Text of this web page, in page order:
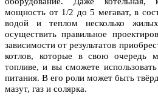
мощность от 1/2 до 5 мегават, в
водой и теплом несколько
осуществить правильное
зависимости от результатов
котлов, которые в свою очередь
топливе, и вы сможете
питания. В его роли может быть
мазут, газ и солярка.